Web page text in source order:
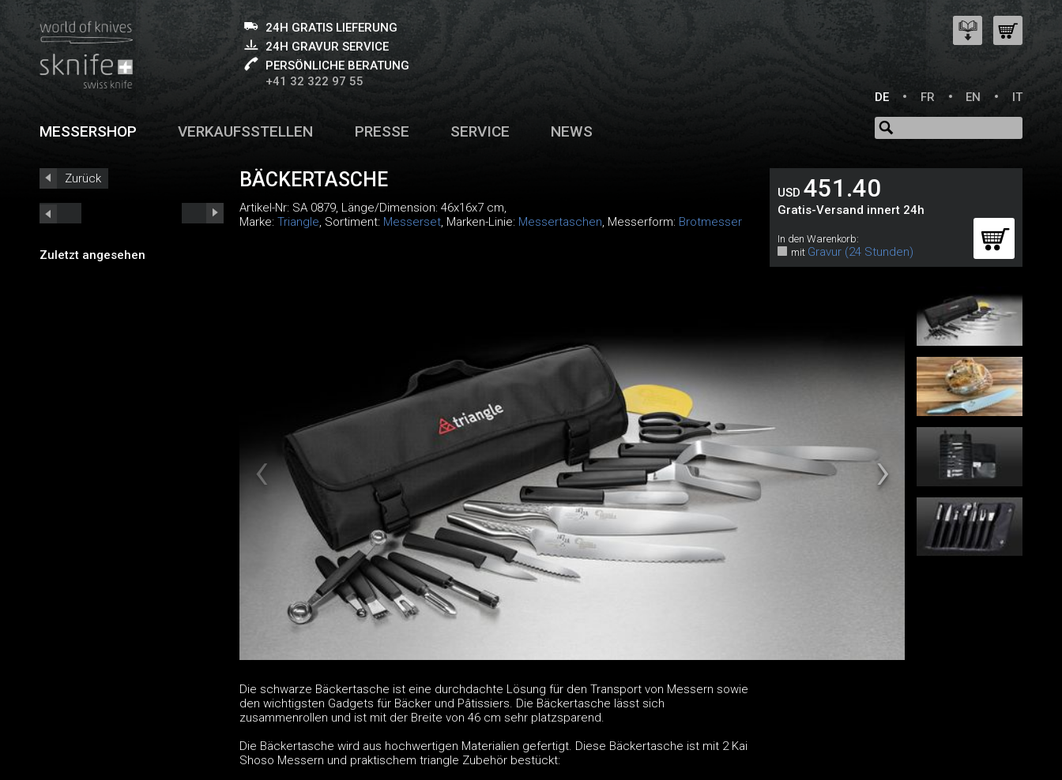
24H GRATIS LIEFERUNG
24H GRAVUR SERVICE
PERSÖNLICHE BERATUNG
+41 32 322 97 55
DE
FR EN IT
MESSERSHOP VERKAUFSSTELLEN PRESSE SERVICE NEWS
Zurück
Zuletzt angesehen
BÄCKERTASCHE
Artikel-Nr: SA 0879, Länge/Dimension: 46x16x7 cm,
Marke: Triangle, Sortiment: Messerset, Marken-Linie: Messertaschen, Messerform: Brotmesser
USD 451.40
Gratis-Versand innert 24h
In den Warenkorb:
mit Gravur (24 Stunden)
Die schwarze Bäckertasche ist eine durchdachte Lösung für den Transport von Messern sowie
den wichtigsten Gadgets für Bäcker und Pâtissiers. Die Bäckertasche lässt sich
zusammenrollen und ist mit der Breite von 46 cm sehr platzsparend.
Die Bäckertasche wird aus hochwertigen Materialien gefertigt. Diese Bäckertasche ist mit 2 Kai
Shoso Messern und praktischem triangle Zubehör bestückt: